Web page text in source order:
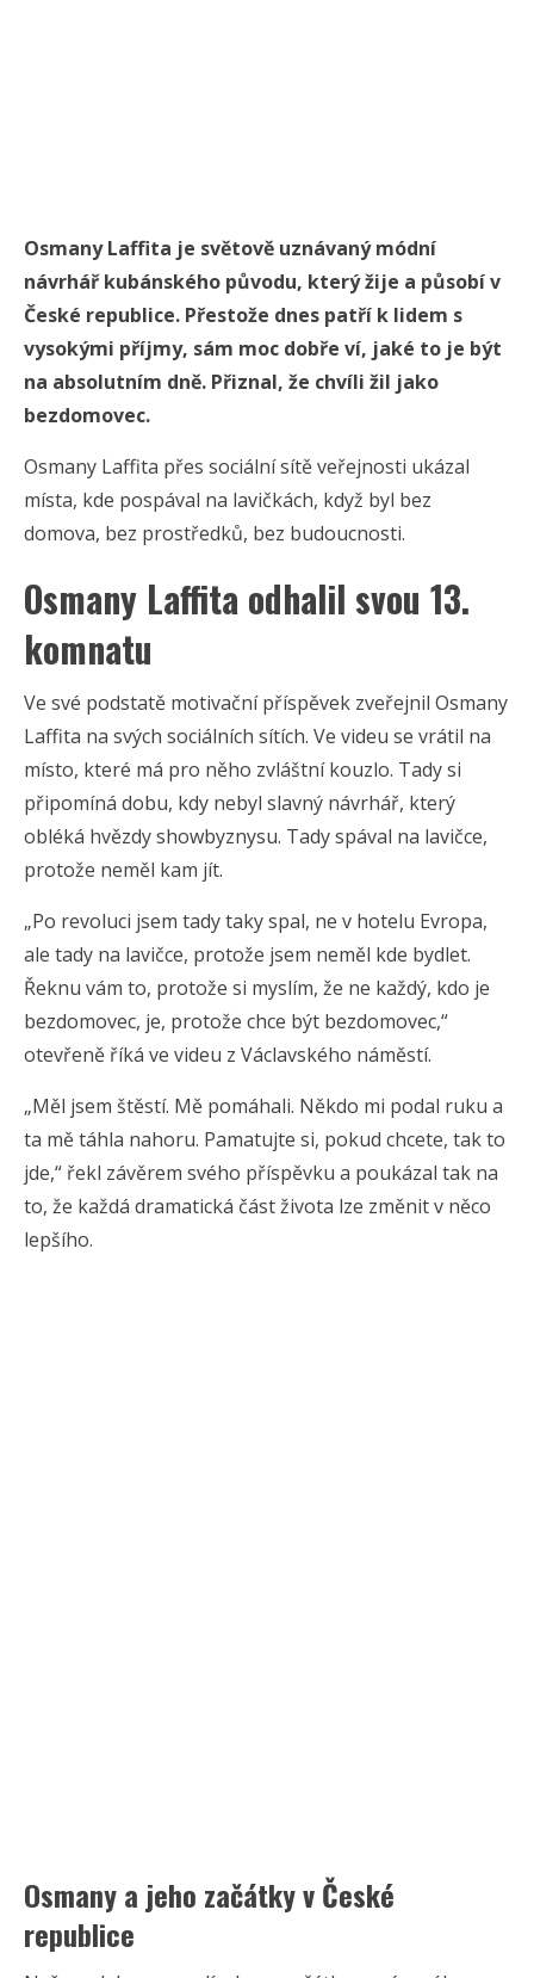
Osmany Laffita je světově uznávaný módní
návrhář kubánského původu, který žije a působí v
České republice. Přestože dnes patří k lidem s
vysokými příjmy, sám moc dobře ví, jaké to je být
na absolutním dně. Přiznal, že chvíli žil jako
bezdomovec.
Osmany Laffita přes sociální sítě veřejnosti ukázal
místa, kde pospával na lavičkách, když byl bez
domova, bez prostředků, bez budoucnosti.
Osmany Laffita odhalil svou 13.
komnatu
Ve své podstatě motivační příspěvek zveřejnil Osmany
Laffita na svých sociálních sítích. Ve videu se vrátil na
místo, které má pro něho zvláštní kouzlo. Tady si
připomíná dobu, kdy nebyl slavný návrhář, který
obléká hvězdy showbyznysu. Tady spával na lavičce,
protože neměl kam jít.
„Po revoluci jsem tady taky spal, ne v hotelu Evropa,
ale tady na lavičce, protože jsem neměl kde bydlet.
Řeknu vám to, protože si myslím, že ne každý, kdo je
bezdomovec, je, protože chce být bezdomovec,“
otevřeně říká ve videu z Václavského náměstí.
„Měl jsem štěstí. Mě pomáhali. Někdo mi podal ruku a
ta mě táhla nahoru. Pamatujte si, pokud chcete, tak to
jde,“ řekl závěrem svého příspěvku a poukázal tak na
to, že každá dramatická část života lze změnit v něco
lepšího.
Osmany a jeho začátky v České
republice